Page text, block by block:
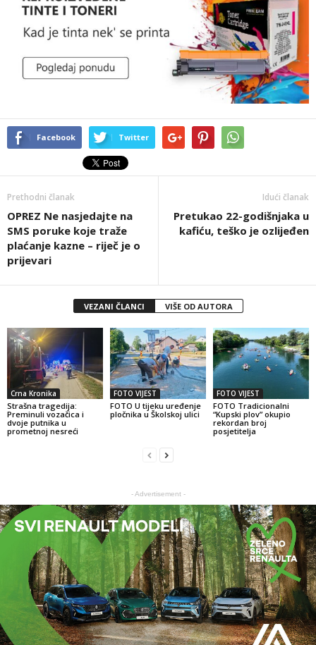
Facebook Twitter
Prethodni članak
OPREZ Ne nasjedajte na
SMS poruke koje traže
plaćanje kazne – riječ je o
prijevari
Idući članak
Pretukao 22-godišnjaka u
kafiću, teško je ozlijeđen
VEZANI ČLANCI VIŠE OD AUTORA
Crna Kronika
Strašna tragedija:
Preminuli vozačica i
dvoje putnika u
prometnoj nesreći
FOTO VIJEST
FOTO U tijeku uređenje
pločnika u Školskoj ulici
FOTO VIJEST
FOTO Tradicionalni
“Kupski plov” okupio
rekordan broj
posjetitelja
- Advertisement -